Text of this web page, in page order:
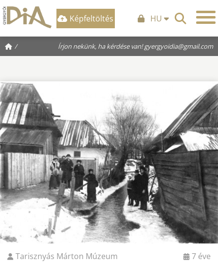
Képfeltöltés HU
/ Írjon nekünk, ha kérdése van!gyergyoidia@gmail.com
Tarisznyás Márton Múzeum 7 éve